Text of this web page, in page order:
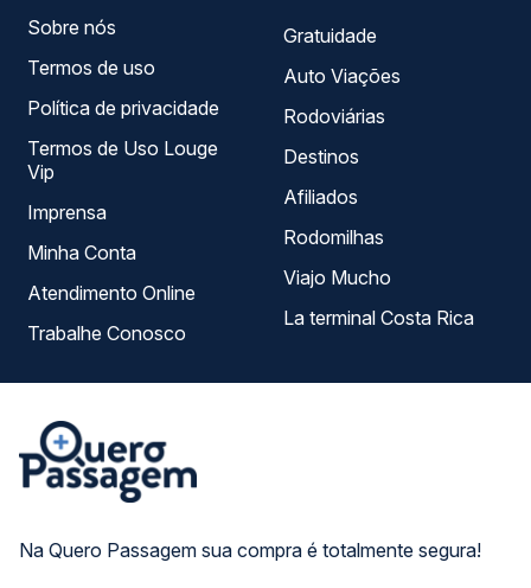
Na Quero Passagem sua compra é totalmente segura!
Sobre nós
Termos de uso
Política de privacidade
Termos de Uso Louge
Vip
Imprensa
Minha Conta
Atendimento Online
Trabalhe Conosco
Gratuidade
Auto Viações
Rodoviárias
Destinos
Afiliados
Rodomilhas
Viajo Mucho
La terminal Costa Rica